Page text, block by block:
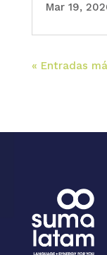
Mar 19,
« Entradas